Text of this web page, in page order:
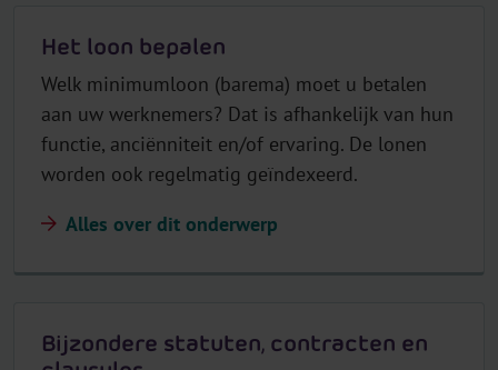
Het loon bepalen
Welk minimumloon (barema) moet u betalen
aan uw werknemers? Dat is afhankelijk van hun
functie, anciënniteit en/of ervaring. De lonen
worden ook regelmatig geïndexeerd.
Alles over dit onderwerp
Bijzondere statuten, contracten en